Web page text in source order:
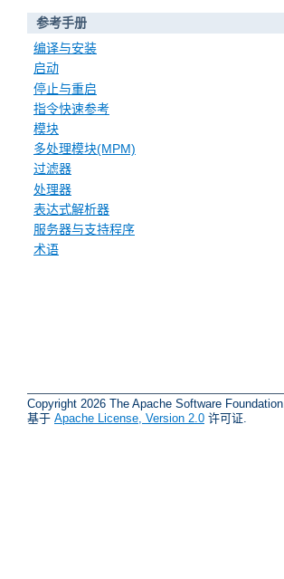
参考手册
编译与安装
启动
停止与重启
指令快速参考
模块
多处理模块(MPM)
过滤器
处理器
表达式解析器
服务器与支持程序
术语
Copyright 2026 The Apache Software Foundation.
基于 Apache License, Version 2.0 许可证.